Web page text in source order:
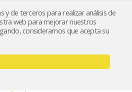
y de terceros para realizar análisis de
web para mejorar nuestros
consideramos que acepta su
Mi cuenta
// 654999333